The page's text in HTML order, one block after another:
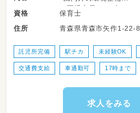
※園児定員：６０名
変更範囲：変更なし
資格
保育士
住所
青森県青森市矢作1-22-8
託児所完備 駅チカ 未経験OK
交通費支給 車通勤可 17時まで
求人をみる